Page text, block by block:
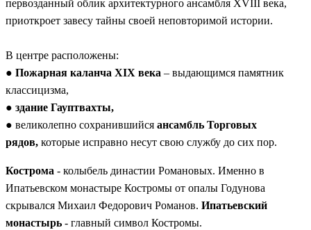
первозданный облик архитектурного ансамбля XVIII века,
приоткроет завесу тайны своей неповторимой истории.
В центре расположены:
● Пожарная каланча XIX века – выдающимся памятник
классицизма,
● здание Гауптвахты,
● великолепно сохранившийся ансамбль Торговых
рядов, которые исправно несут свою службу до сих пор.
Кострома - колыбель династии Романовых. Именно в
Ипатьевском монастыре Костромы от опалы Годунова
скрывался Михаил Федорович Романов. Ипатьевский
монастырь - главный символ Костромы.